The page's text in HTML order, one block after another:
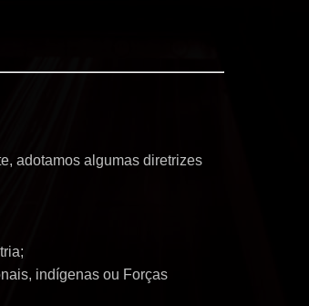
adotamos algumas diretrizes
indígenas ou Forças